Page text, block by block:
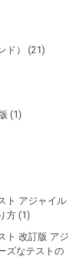
）
(21)
(1)
ト アジャイル
方 (1)
ト 改訂版 アジ
ズなテストの